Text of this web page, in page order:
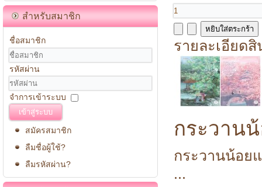
สำหรับสมาชิก
ชื่อสมาชิก
รหัสผ่าน
จำการเข้าระบบ
เข้าสู่ระบบ
สมัครสมาชิก
ลืมชื่อผู้ใช้?
ลืมรหัสผ่าน?
รายละเอียด
กระวาน
กระวานน้อย
...